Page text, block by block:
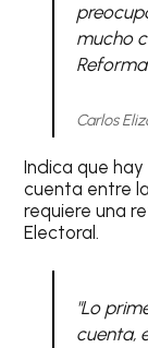
mucho
Carlos
Indica que
cuenta entre
requiere una
Electoral.
"Lo
cuenta,